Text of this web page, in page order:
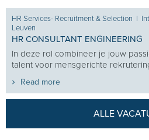
HR Services- Recruitment & Selection I
Leuven
HR CONSULTANT ENGINEERING
In deze rol combineer je jouw
talent voor mensgerichte
Read more
ALLE